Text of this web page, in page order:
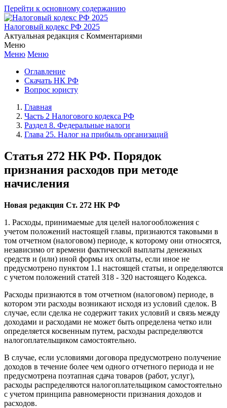
Перейти к основному содержанию
Налоговый кодекс РФ 2025
Актуальная редакция с Комментариями
Меню
Меню Меню
Оглавление
Скачать НК РФ
Вопрос юристу
Главная
Часть 2 Налогового кодекса РФ
Раздел 8. Федеральные налоги
Глава 25. Налог на прибыль организаций
Статья 272 НК РФ. Порядок
признания расходов при методе
начисления
Новая редакция Ст. 272 НК РФ
1. Расходы, принимаемые для целей налогообложения с
учетом положений настоящей главы, признаются таковыми в
том отчетном (налоговом) периоде, к которому они относятся,
независимо от времени фактической выплаты денежных
средств и (или) иной формы их оплаты, если иное не
предусмотрено пунктом 1.1 настоящей статьи, и определяются
с учетом положений статей 318 - 320 настоящего Кодекса.
Расходы признаются в том отчетном (налоговом) периоде, в
котором эти расходы возникают исходя из условий сделок. В
случае, если сделка не содержит таких условий и связь между
доходами и расходами не может быть определена четко или
определяется косвенным путем, расходы распределяются
налогоплательщиком самостоятельно.
В случае, если условиями договора предусмотрено получение
доходов в течение более чем одного отчетного периода и не
предусмотрена поэтапная сдача товаров (работ, услуг),
расходы распределяются налогоплательщиком самостоятельно
с учетом принципа равномерности признания доходов и
расходов.